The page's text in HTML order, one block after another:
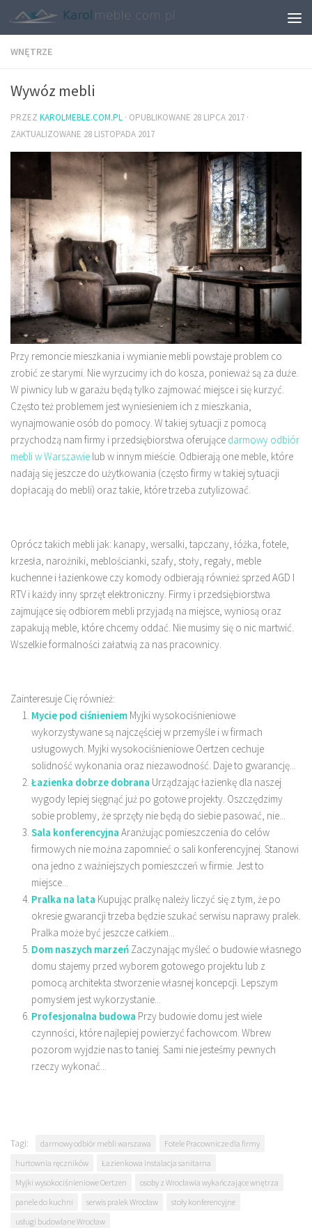
WNĘTRZE
Wywóz mebli
PRZEZ KAROLMEBLE.COM.PL · OPUBLIKOWANE 28 LIPCA 2017 ·
ZAKTUALIZOWANE 28 LISTOPADA 2017
Przy remoncie mieszkania i wymianie mebli powstaje problem co
zrobić ze starymi. Nie wyrzucimy ich do kosza, ponieważ są za duże.
W piwnicy lub w garażu będą tylko zajmować miejsce i się kurzyć.
Często też problemem jest wyniesieniem ich z mieszkania,
wynajmowanie osób do pomocy. W takiej sytuacji z pomocą
przychodzą nam firmy i przedsiębiorstwa oferujące darmowy odbiór
mebli w Warszawie lub w innym mieście. Odbierają one meble, które
nadają się jeszcze do użytkowania (często firmy w takiej sytuacji
dopłacają do mebli) oraz takie, które trzeba zutylizować.
Oprócz takich mebli jak: kanapy, wersalki, tapczany, łóżka, fotele,
krzesła, narożniki, meblościanki, szafy, stoły, regały, meble
kuchenne i łazienkowe czy komody odbierają również sprzed AGD I
RTV i każdy inny sprzęt elektroniczny. Firmy i przedsiębiorstwa
zajmujące się odbiorem mebli przyjadą na miejsce, wyniosą oraz
zapakują meble, które chcemy oddać. Nie musimy się o nic martwić.
Wszelkie formalności załatwią za nas pracownicy.
Zainteresuje Cię również:
Mycie pod ciśnieniem Myjki wysokociśnieniowe
wykorzystywane są najczęściej w przemyśle i w firmach
usługowych. Myjki wysokociśnieniowe Oertzen cechuje
solidność wykonania oraz niezawodność. Daje to gwarancję...
Łazienka dobrze dobrana Urządzając łazienkę dla naszej
wygody lepiej sięgnąć już po gotowe projekty. Oszczędzimy
sobie problemy, że sprzęty nie będą do siebie pasować, nie...
Sala konferencyjna Aranżując pomieszczenia do celów
firmowych nie można zapomnieć o sali konferencyjnej. Stanowi
ona jedno z ważniejszych pomieszczeń w firmie. Jest to
miejsce...
Pralka na lata Kupując pralkę należy liczyć się z tym, że po
okresie gwarancji trzeba będzie szukać serwisu naprawy pralek.
Pralka może być jeszcze całkiem...
Dom naszych marzeń Zaczynając myśleć o budowie własnego
domu stajemy przed wyborem gotowego projektu lub z
pomocą architekta stworzenie własnej koncepcji. Lepszym
pomysłem jest wykorzystanie...
Profesjonalna budowa Przy budowie domu jest wiele
czynności, które najlepiej powierzyć fachowcom. Wbrew
pozorom wyjdzie nas to taniej. Sami nie jesteśmy pewnych
rzeczy wykonać...
Tagi: darmowy odbiór mebli warszawa
Fotele Pracownicze dla firmy
hurtownia ręczników
Łazienkowa instalacja sanitarna
Myjki wysokociśnieniowe Oertzen
osoby z Wrocławia wykańczające wnętrza
panele do kuchni
serwis pralek Wrocław
stoły konferencyjne
usługi budowlane Wrocław